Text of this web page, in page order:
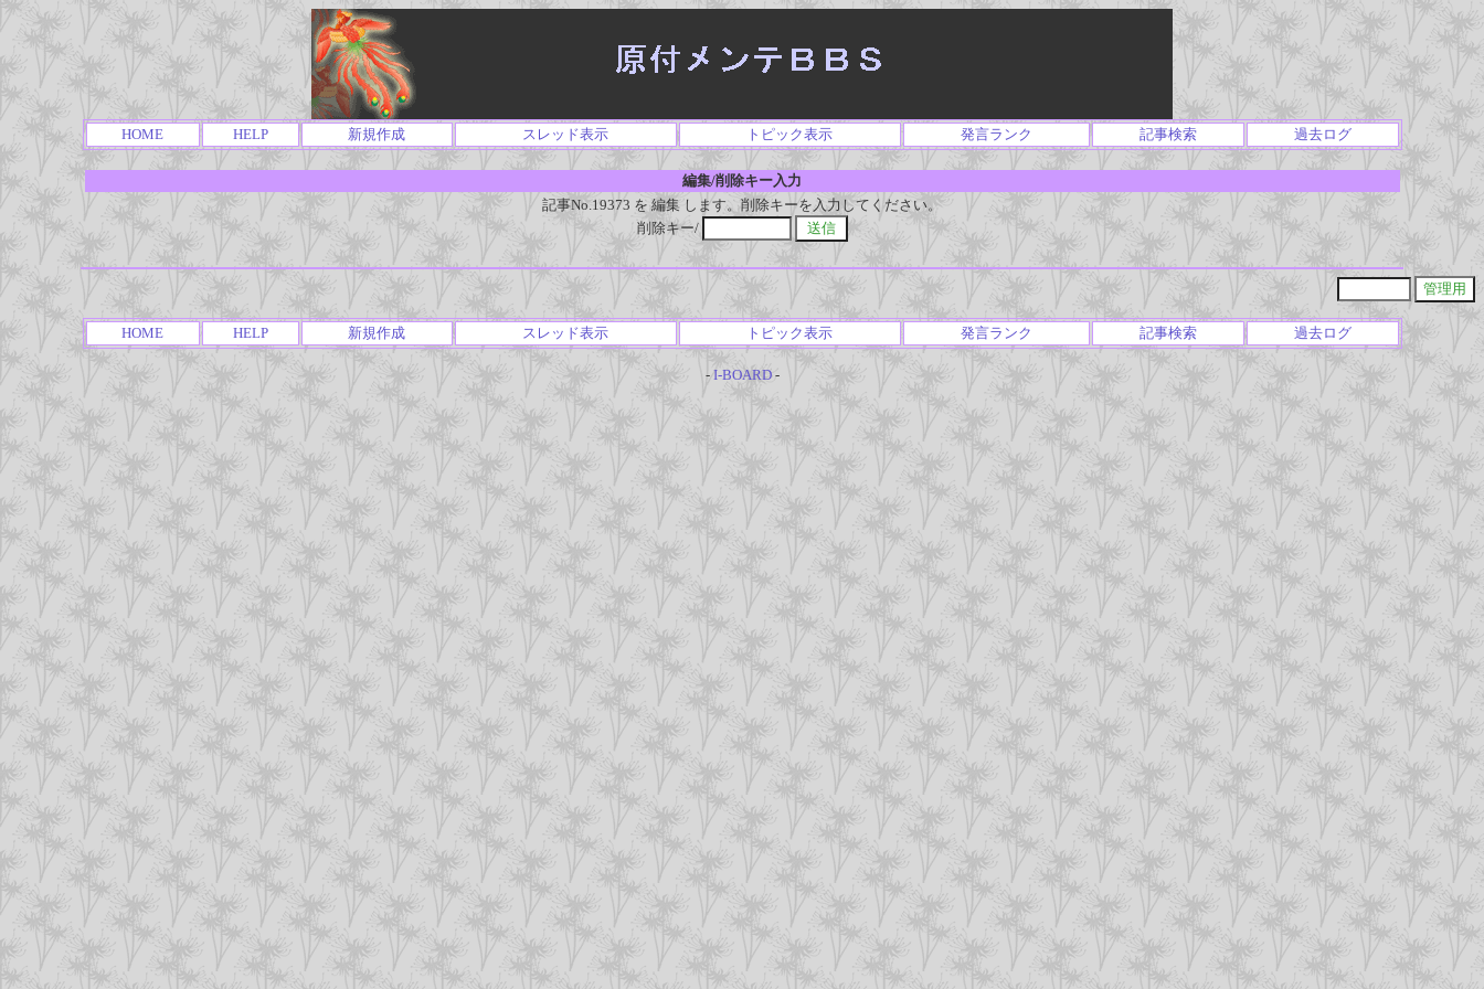
HOME HELP 新規作成 スレッド表示 トピック表示 発言ランク 記事検索 過去ログ
編集/削除キー入力
記事No.19373 を 編集 します。削除キーを入力してください。
削除キー/
HOME HELP 新規作成 スレッド表示 トピック表示 発言ランク 記事検索 過去ログ
- I-BOARD-